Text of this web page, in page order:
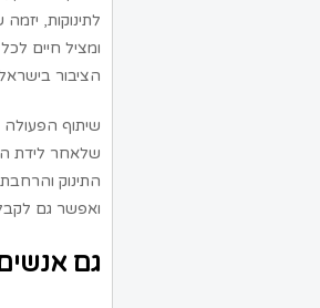
לתינוקות,
ומציל חיים
הציבור
שיתוף הפעולה
שלאחר לידת
ואפשר גם
גם